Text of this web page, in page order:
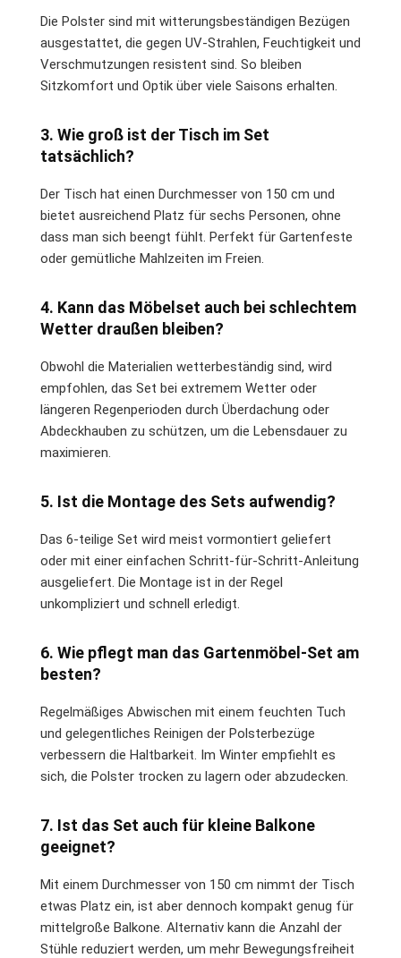
Die Polster sind mit witterungsbeständigen Bezügen
ausgestattet, die gegen UV-Strahlen, Feuchtigkeit und
Verschmutzungen resistent sind. So bleiben
Sitzkomfort und Optik über viele Saisons erhalten.
3. Wie groß ist der Tisch im Set
tatsächlich?
Der Tisch hat einen Durchmesser von 150 cm und
bietet ausreichend Platz für sechs Personen, ohne
dass man sich beengt fühlt. Perfekt für Gartenfeste
oder gemütliche Mahlzeiten im Freien.
4. Kann das Möbelset auch bei schlechtem
Wetter draußen bleiben?
Obwohl die Materialien wetterbeständig sind, wird
empfohlen, das Set bei extremem Wetter oder
längeren Regenperioden durch Überdachung oder
Abdeckhauben zu schützen, um die Lebensdauer zu
maximieren.
5. Ist die Montage des Sets aufwendig?
Das 6-teilige Set wird meist vormontiert geliefert
oder mit einer einfachen Schritt-für-Schritt-Anleitung
ausgeliefert. Die Montage ist in der Regel
unkompliziert und schnell erledigt.
6. Wie pflegt man das Gartenmöbel-Set am
besten?
Regelmäßiges Abwischen mit einem feuchten Tuch
und gelegentliches Reinigen der Polsterbezüge
verbessern die Haltbarkeit. Im Winter empfiehlt es
sich, die Polster trocken zu lagern oder abzudecken.
7. Ist das Set auch für kleine Balkone
geeignet?
Mit einem Durchmesser von 150 cm nimmt der Tisch
etwas Platz ein, ist aber dennoch kompakt genug für
mittelgroße Balkone. Alternativ kann die Anzahl der
Stühle reduziert werden, um mehr Bewegungsfreiheit